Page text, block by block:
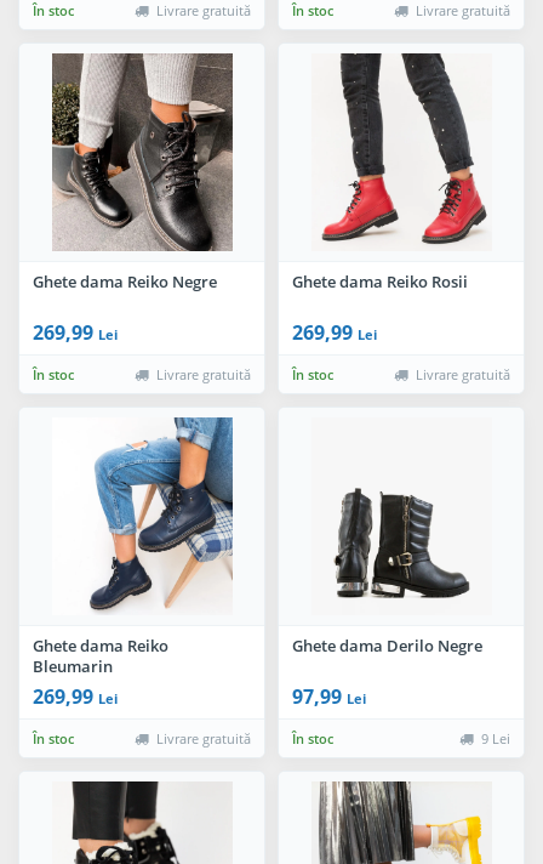
În stoc Livrare gratuită În stoc Livrare gratuită
Ghete dama Reiko Negre
269,99 Lei
În stoc Livrare gratuită
Ghete dama Reiko Rosii
269,99 Lei
În stoc Livrare gratuită
Ghete dama Reiko
Bleumarin
269,99 Lei
În stoc Livrare gratuită
Ghete dama Derilo Negre
97,99 Lei
În stoc 9 Lei